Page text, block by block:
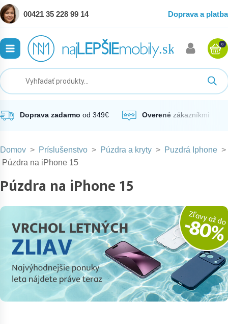
00421 35 228 99 14 Doprava a platba
0
Doprava zadarmo od 349€ Overené zákazníkmi
Domov > Príslušenstvo > Púzdra a kryty > Puzdrá Iphone >
Púzdra na iPhone 15
Púzdra na iPhone 15